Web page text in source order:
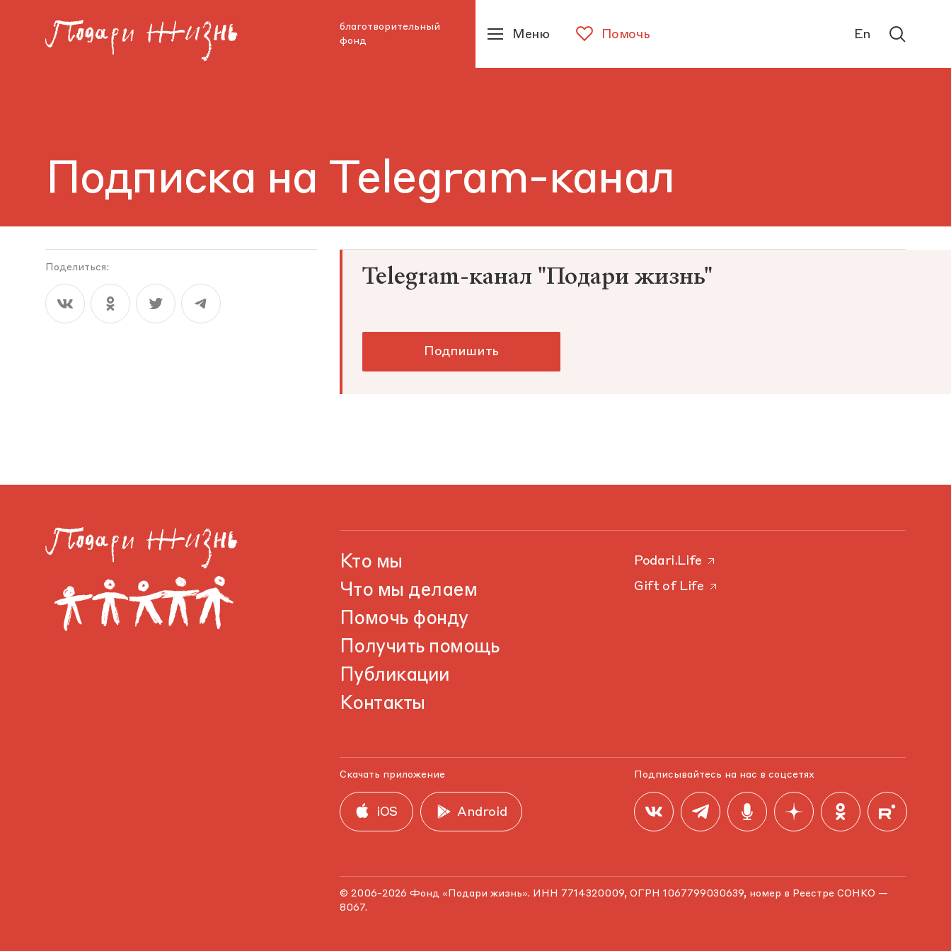
благотворительный
фонд
Помочь
Меню En
Подписка на Telegram-канал
Поделиться: Telegram-канал "Подари жизнь"
Подпишить
Кто мы
Что мы делаем
Помочь фонду
Получить помощь
Публикации
Контакты
Podari.Life
Gift of Life
Скачать приложение
iOS Android
Подписывайтесь на нас в соцсетях
© 2006-2026 Фонд «Подари жизнь». ИНН 7714320009, ОГРН 1067799030639, номер в Реестре СОНКО —
8067.